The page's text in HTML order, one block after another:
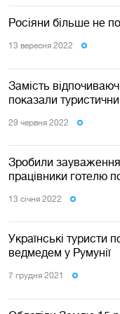
Росіяни більше не
13 вересня 2022
Замість
показали
29 червня 2022
Зробили
працівники готелю
13 сiчня 2022
Українські туристи
ведмедем у Румунії
7 грудня 2021